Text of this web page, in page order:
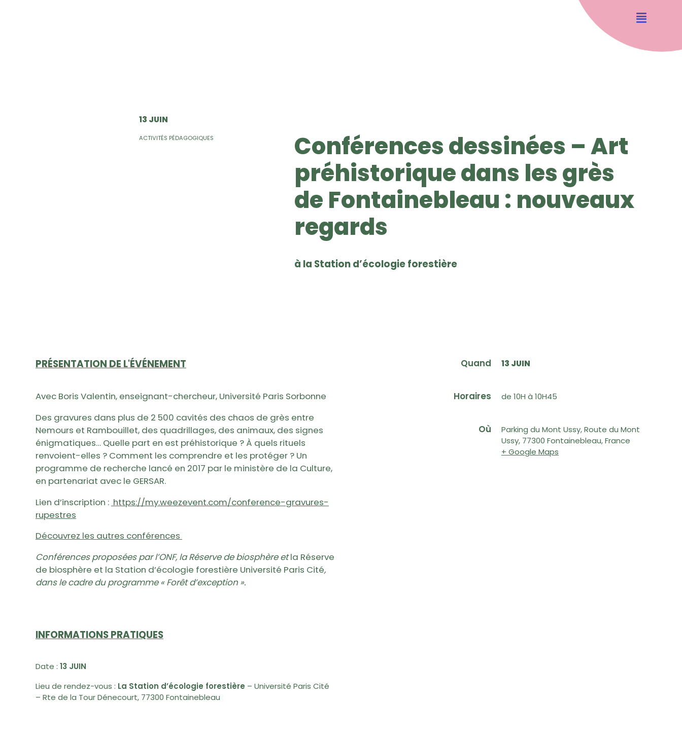
13 JUIN
ACTIVITÉS PÉDAGOGIQUES
Conférences dessinées – Art
préhistorique dans les grès
de Fontainebleau : nouveaux
regards
à la Station d’écologie forestière
PRÉSENTATION DE L'ÉVÉNEMENT
Avec Boris Valentin, enseignant-chercheur, Université Paris Sorbonne
Des gravures dans plus de 2 500 cavités des chaos de grès entre
Nemours et Rambouillet, des quadrillages, des animaux, des signes
énigmatiques… Quelle part en est préhistorique ? À quels rituels
renvoient-elles ? Comment les comprendre et les protéger ? Un
programme de recherche lancé en 2017 par le ministère de la Culture,
en partenariat avec le GERSAR.
Lien d’inscription : https://my.weezevent.com/conference-gravures-
rupestres
Découvrez les autres conférences
Conférences proposées par l’ONF, la Réserve de biosphère etla Réserve
de biosphère et la Station d’écologie forestière Université Paris Cité,
dans le cadre du programme « Forêt d’exception ».
INFORMATIONS PRATIQUES
Date : 13 JUIN
Lieu de rendez-vous : La Station d’écologie forestière – Université Paris Cité
– Rte de la Tour Dénecourt, 77300 Fontainebleau
Quand 13 JUIN
Horaires de 10H à 10H45
Où
Parking du Mont Ussy, Route du Mont
Ussy, 77300 Fontainebleau, France
+ Google Maps